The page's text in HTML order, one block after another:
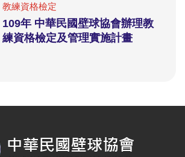
教練資格檢定
109年 中華民國壁球協會辦理教
練資格檢定及管理實施計畫